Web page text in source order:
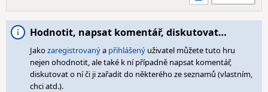
Hodnotit, napsat komentář, diskutovat…
Jakozaregistrovanýa přihlášený uživatel můžete tuto hru
nejen ohodnotit, ale také k ní případně napsat komentář,
diskutovat o ní či ji zařadit do některého ze seznamů (vlastním,
chci atd.).